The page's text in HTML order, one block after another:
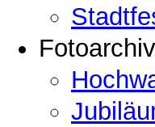
Fotoarchiv